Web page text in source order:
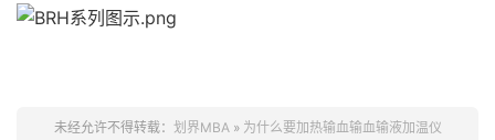
未经允许不得转载： 划界MBA» 为什么要加热输血输血输液加温仪